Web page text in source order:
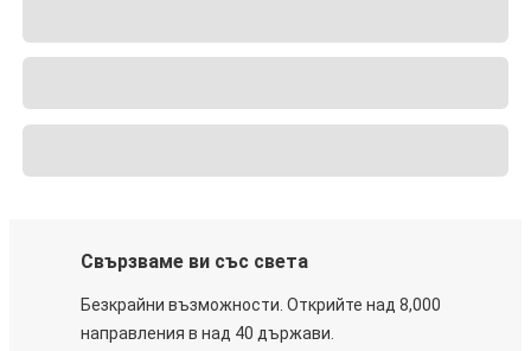
Свързваме ви със света
Безкрайни възможности. Открийте над 8,000
направления в над 40 държави.